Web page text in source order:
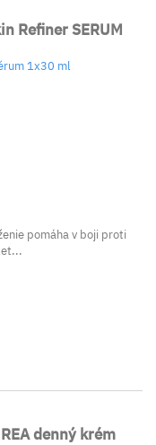
Refiner SERUM
1x30 ml
pomáha v boji proti
denný krém